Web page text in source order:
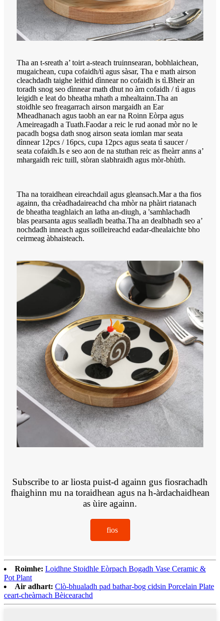
Tha an t-sreath a’ toirt a-steach truinnsearan, bobhlaichean,
mugaichean, cupa cofaidh/tì agus sàsar, Tha e math airson
cleachdadh taighe leithid dìnnear no cofaidh is tì.Bheir an
toradh snog seo dìnnear math dhut no àm cofaidh / tì agus
leigidh e leat do bheatha mhath a mhealtainn.Tha an
stoidhle seo freagarrach airson margaidh an Ear
Mheadhanach agus taobh an ear na Roinn Eòrpa agus
Ameireagadh a Tuath.Faodar a reic le rud aonad mòr no le
pacadh bogsa dath snog airson seata iomlan mar seata
dìnnear 12pcs / 16pcs, cupa 12pcs agus seata tì saucer /
seata cofaidh.Is e seo aon de na stuthan reic as fheàrr anns a’
mhargaidh reic tuill, stòran slabhraidh agus mòr-bhùth.
Tha na toraidhean eireachdail agus gleansach.Mar a tha fios
againn, tha crèadhadaireachd cha mhòr na phàirt riatanach
de bheatha teaghlaich an latha an-diugh, a 'samhlachadh
blas pearsanta agus sealladh beatha.Tha an dealbhadh seo a’
nochdadh inneach agus soilleireachd eadar-dhealaichte bho
ceirmeag àbhaisteach.
Subscribe to ar liosta puist-d againn gus fiosrachadh
fhaighinn mu na toraidhean agus na h-àrdachaidhean
as ùire againn.
fios
Roimhe: Loidhne Stoidhle Eòrpach Bogadh Vase Ceramic &
Pot Plant
Air adhart: Clò-bhualadh pad bathar-bog cidsin Porcelain Plate
ceart-cheàrnach Bèicearachd